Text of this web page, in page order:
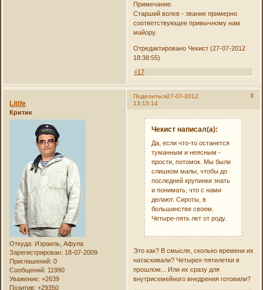
Примечание.
Старший волхв - звание примерно
соответствующее привычному нам
майору.
Отредактировано Чекист (27-07-2012
18:38:55)
+17
Поделиться 3
27-07-2012
13:15:14
Little
Критик
Откуда: Израиль, Афула
Зарегистрирован: 18-07-2009
Приглашений: 0
Сообщений: 11990
Уважение: +2639
Позитив: +29350
Чекист написал(а):
Да, если что-то останется
туманным и неясным -
прости, потомок. Мы были
слишком малы, чтобы до
последней крупинки знать
и понимать, что с нами
делают. Сироты, в
большинстве своем.
Четыре-пять лет от роду.
Это как? В смысле, сколько времени их
натаскивали? Четырех-пятилетки в
прошлом... Или их сразу для
внутрисемейного внедрения готовили?